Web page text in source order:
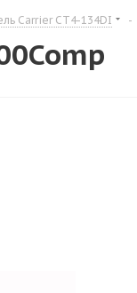
Carrier CT4-134DI -